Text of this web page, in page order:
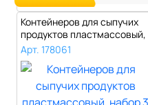
Контейнеров для сыпучих
продуктов пластмассовый,
набор ..
Арт. 178061